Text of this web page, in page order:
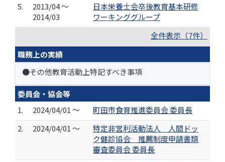
5.
2013/04 ～
2014/03
日本栄養士会卒後教育基本研修
ワーキンググループ
全件表示（7件）
職務上の実績
●その他教育活動上特記すべき事項
委員会・協会等
1.
2024/04/01 ～
町田市食育推進委員会 委員長
2.
2024/04/01 ～
特定非営利活動法人 人間ドッ
ク健診協会 推薦制度申請書類
審査委員会 委員長